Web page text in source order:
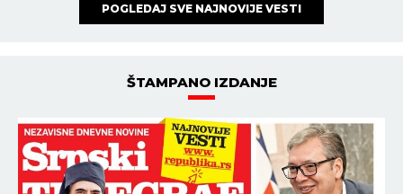
POGLEDAJ SVE NAJNOVIJE VESTI
ŠTAMPANO IZDANJE